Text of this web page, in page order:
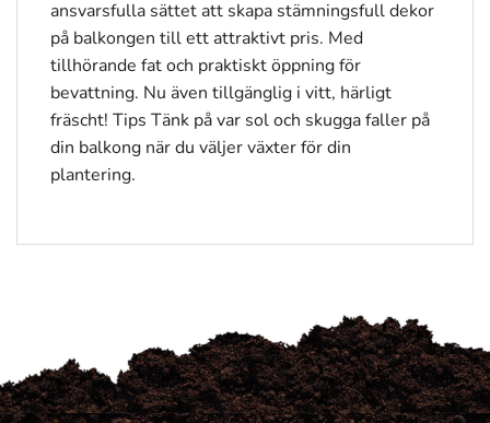
ansvarsfulla sättet att skapa stämningsfull dekor
på balkongen till ett attraktivt pris. Med
tillhörande fat och praktiskt öppning för
bevattning. Nu även tillgänglig i vitt, härligt
fräscht! Tips Tänk på var sol och skugga faller på
din balkong när du väljer växter för din
plantering.